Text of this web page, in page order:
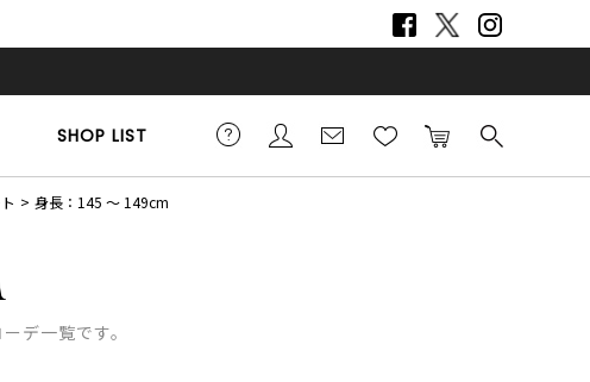
SHOP LIST
身長：145 ～ 149cm
デ一覧です。